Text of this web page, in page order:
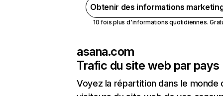
Obtenir des informations
10 fois plus d'informations quotidiennes.
asana.com
Trafic du site web par pays
Voyez la répartition dans le monde